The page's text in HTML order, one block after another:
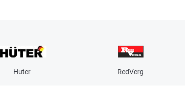
Huter RedVerg